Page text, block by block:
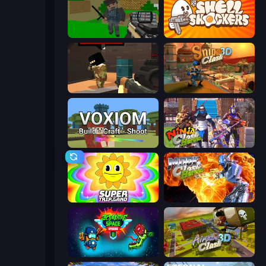
Crazy Pixel Apocalypse Shell Shockers
Pixel Force Sniper Clash 3D
Voxiom.io Ninja Clash Heroes
SuperTrip.Land Moon Clash Heroes
Zombie Space Episode 2 Airport Clash 3D